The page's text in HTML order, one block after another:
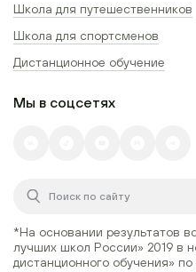
Школа для путешественников
Школа для спортсменов
Дистанционное обучение
Мы в соцсетях
*На основании результатов
лучших школ России» 2019 в
дистанционного обучения» по